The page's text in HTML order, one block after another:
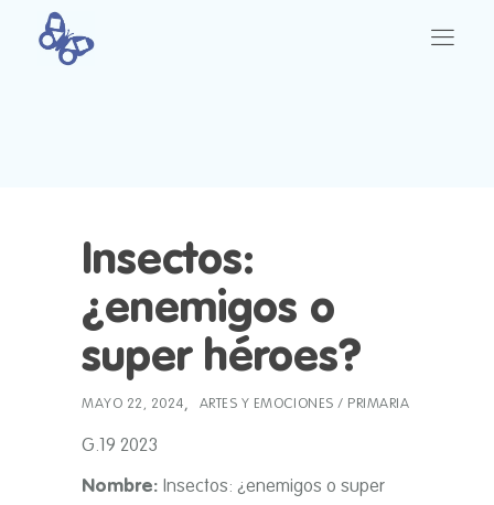
Insectos:
¿enemigos o
super héroes?
MAYO 22, 2024 ARTES Y EMOCIONES / PRIMARIA
G.19 2023
Nombre: Insectos: ¿enemigos o super